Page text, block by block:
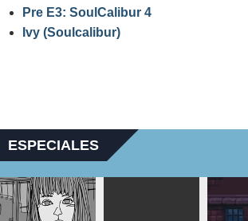
Pre E3: SoulCalibur 4
Ivy (Soulcalibur)
ESPECIALES